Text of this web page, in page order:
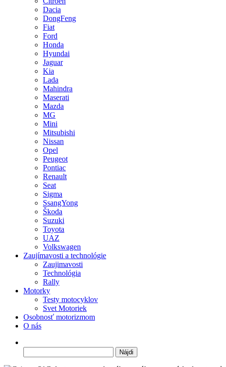
Dacia
DongFeng
Fiat
Ford
Honda
Hyundai
Jaguar
Kia
Lada
Mahindra
Maserati
Mazda
MG
Mini
Mitsubishi
Nissan
Opel
Peugeot
Pontiac
Renault
Seat
Sigma
SsangYong
Škoda
Suzuki
Toyota
UAZ
Volkswagen
Zaujímavosti a technológie
Zaujimavosti
Technológia
Rally
Motorky
Testy motocyklov
Svet Motoriek
Osobnosť motorizmom
O nás